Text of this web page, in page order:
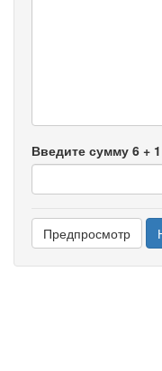
Введите сумму 6 + 1